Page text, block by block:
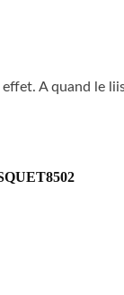
effet. A quand le